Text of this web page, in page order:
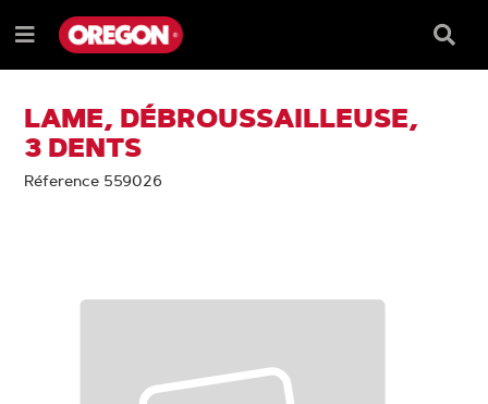
PASSER
AU
CONTENU
PASSER
AU
DE
Menu
Barre
de
LAME, DÉBROUSSAILLEUSE,
3 DENTS
Réference 559026